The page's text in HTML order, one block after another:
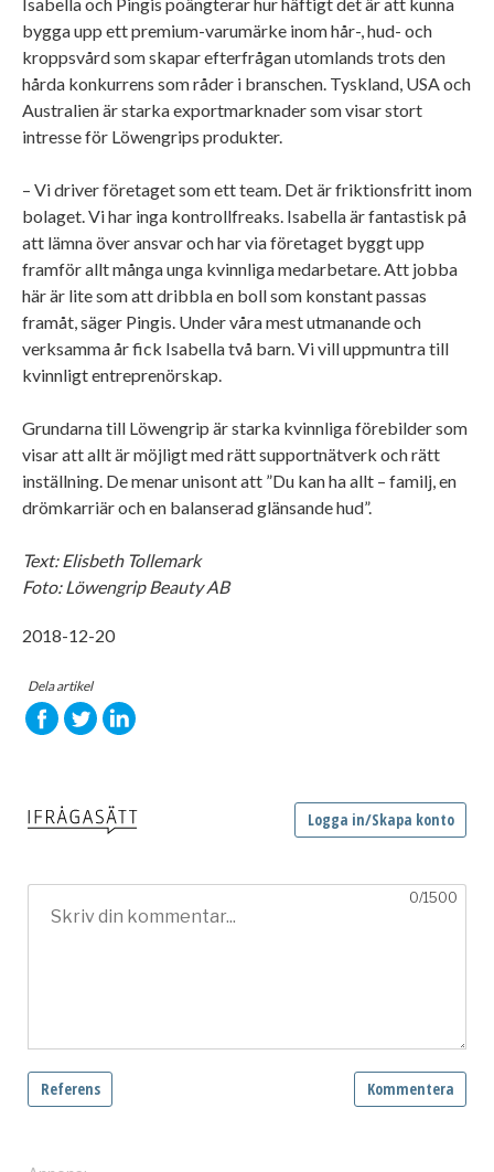
Isabella och Pingis poängterar hur häftigt det är att kunna
bygga upp ett premium-varumärke inom hår-, hud- och
kroppsvård som skapar efterfrågan utomlands trots den
hårda konkurrens som råder i branschen. Tyskland, USA och
Australien är starka exportmarknader som visar stort
intresse för Löwengrips produkter.
– Vi driver företaget som ett team. Det är friktionsfritt inom
bolaget. Vi har inga kontrollfreaks. Isabella är fantastisk på
att lämna över ansvar och har via företaget byggt upp
framför allt många unga kvinnliga medarbetare. Att jobba
här är lite som att dribbla en boll som konstant passas
framåt, säger Pingis. Under våra mest utmanande och
verksamma år fick Isabella två barn. Vi vill uppmuntra till
kvinnligt entreprenörskap.
Grundarna till Löwengrip är starka kvinnliga förebilder som
visar att allt är möjligt med rätt supportnätverk och rätt
inställning. De menar unisont att ”Du kan ha allt – familj, en
drömkarriär och en balanserad glänsande hud”.
Text: Elisbeth Tollemark
Foto: Löwengrip Beauty AB
2018-12-20
Dela artikel